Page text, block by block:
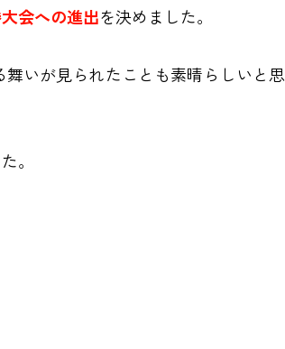
会への進出を決めました。
いが見られたことも素晴らしいと思
。